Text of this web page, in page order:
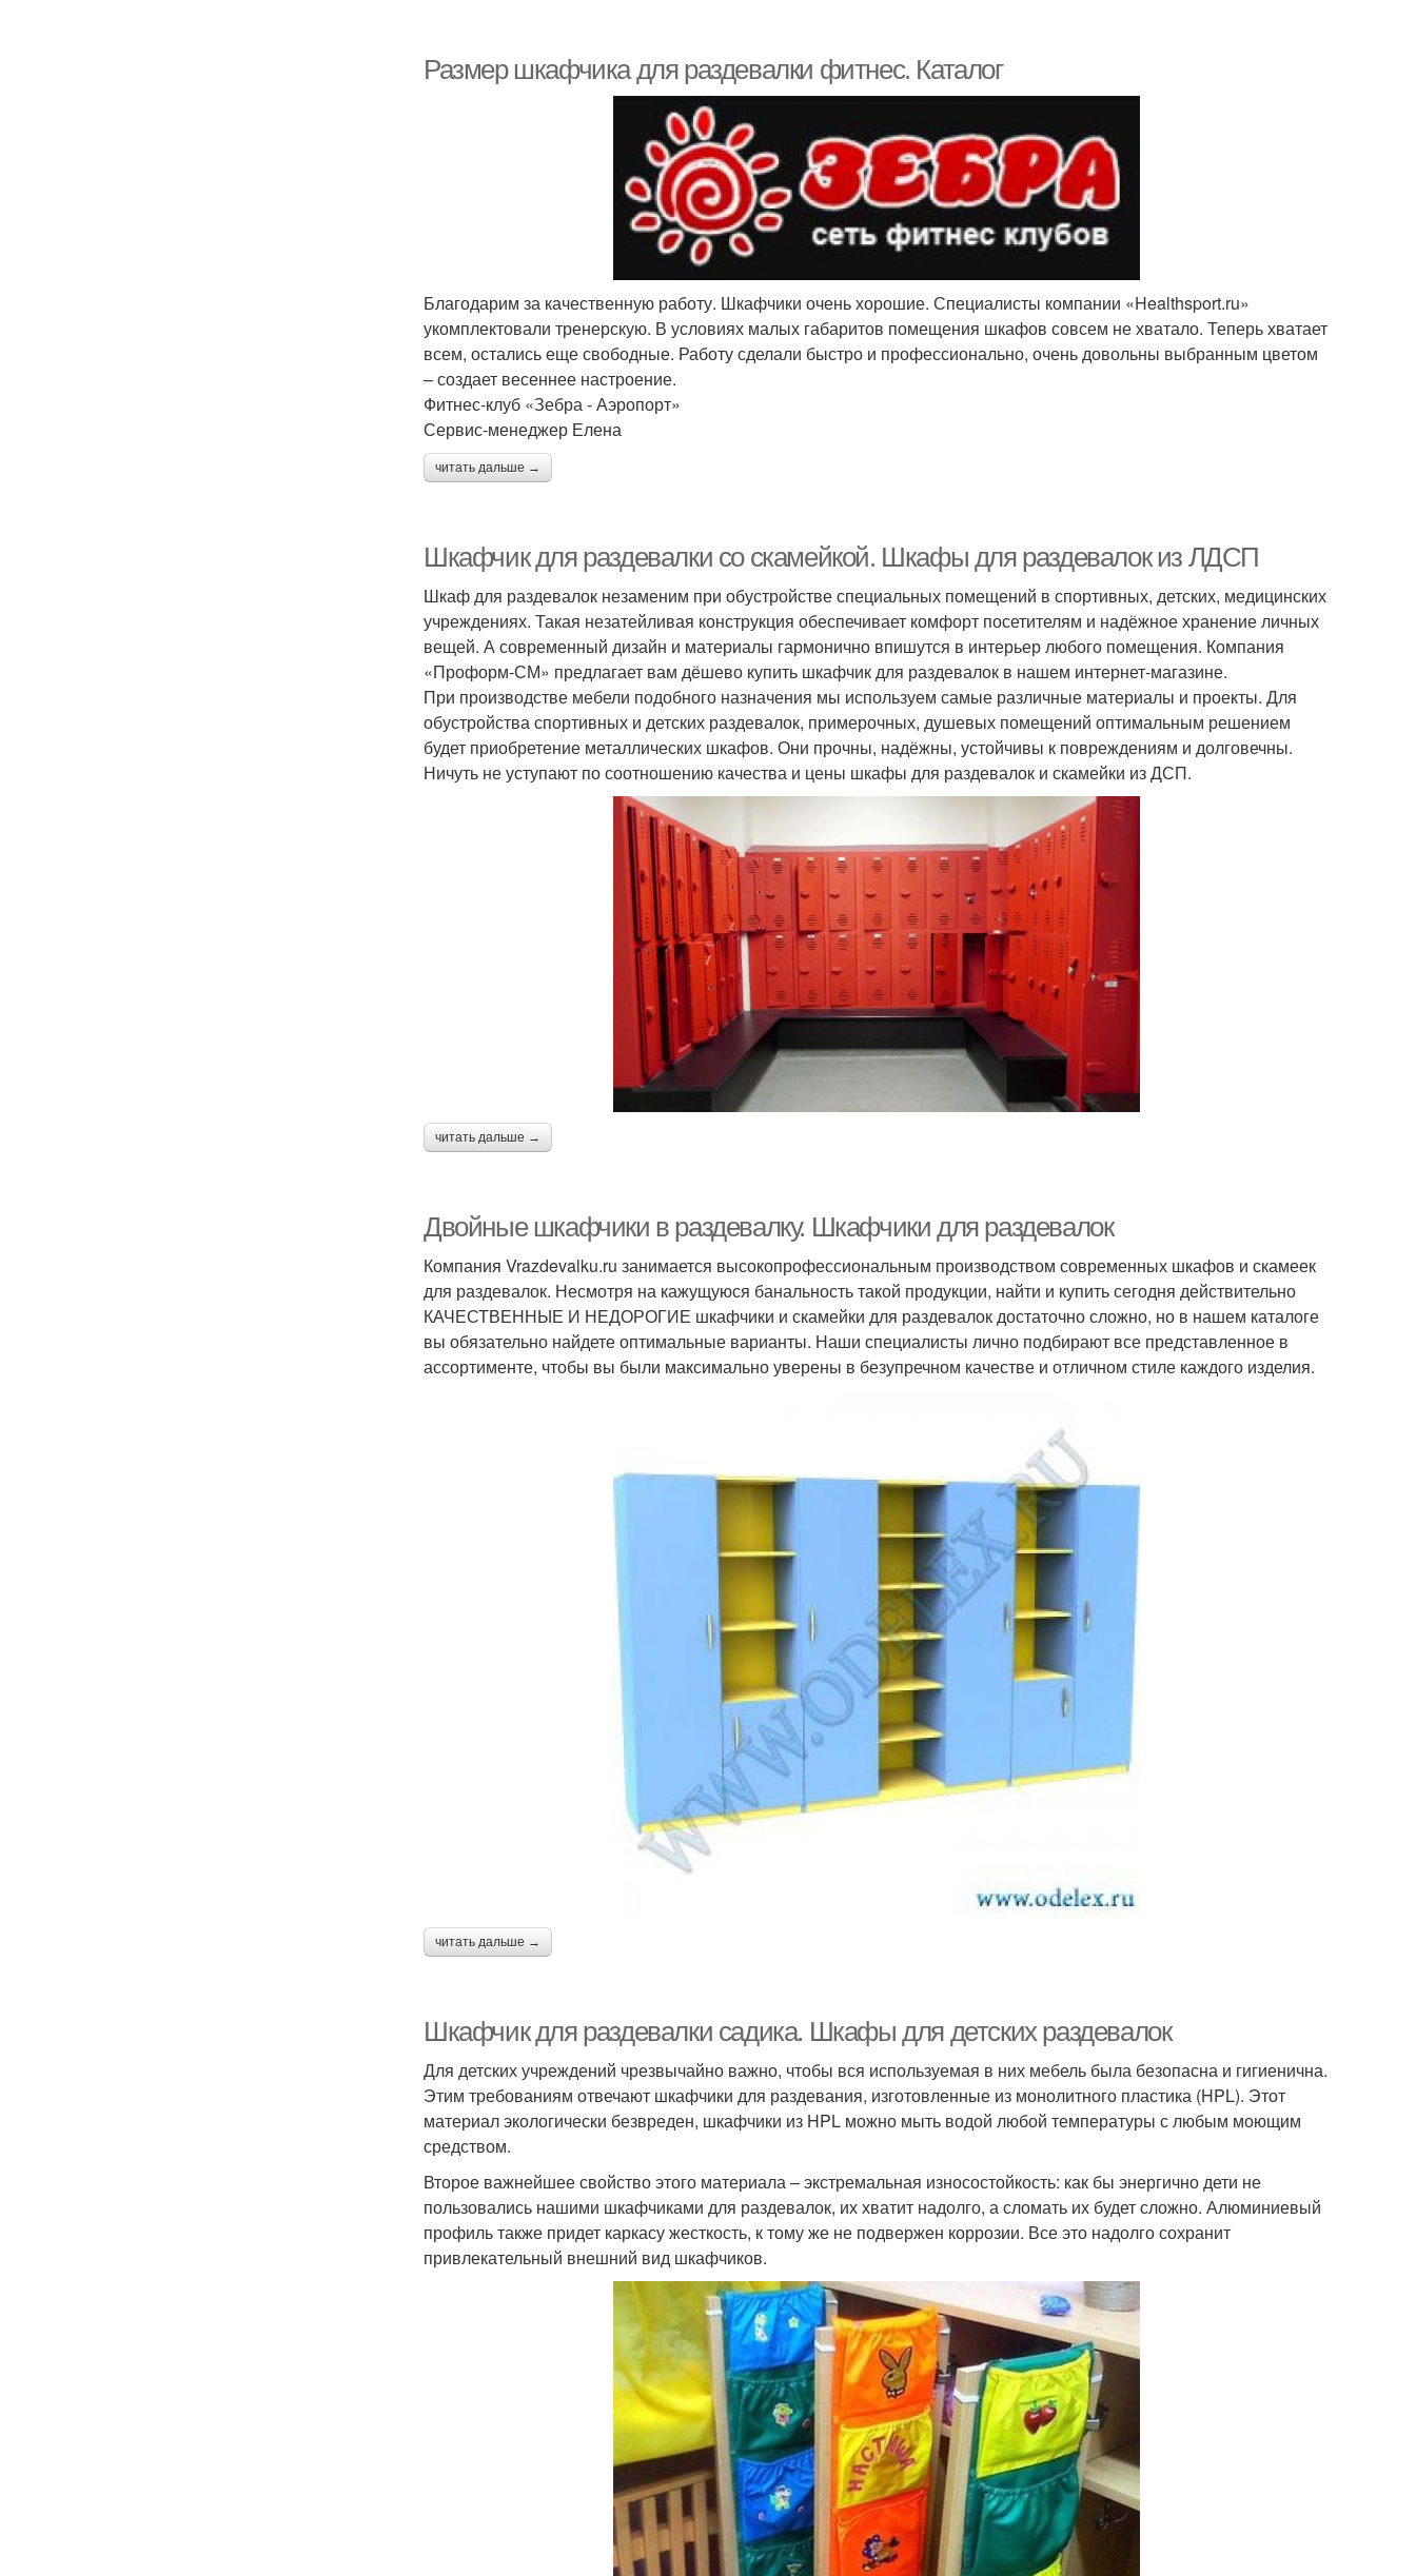
Размер шкафчика для раздевалки фитнес. Каталог
Благодарим за качественную работу. Шкафчики очень хорошие. Специалисты компании «Healthsport.ru»
укомплектовали тренерскую. В условиях малых габаритов помещения шкафов совсем не хватало. Теперь хватает
всем, остались еще свободные. Работу сделали быстро и профессионально, очень довольны выбранным цветом
– создает весеннее настроение.
Фитнес-клуб «Зебра - Аэропорт»
Сервис-менеджер Елена
читать дальше →
Шкафчик для раздевалки со скамейкой. Шкафы для раздевалок из ЛДСП
Шкаф для раздевалок незаменим при обустройстве специальных помещений в спортивных, детских, медицинских
учреждениях. Такая незатейливая конструкция обеспечивает комфорт посетителям и надёжное хранение личных
вещей. А современный дизайн и материалы гармонично впишутся в интерьер любого помещения. Компания
«Проформ-СМ» предлагает вам дёшево купить шкафчик для раздевалок в нашем интернет-магазине.
При производстве мебели подобного назначения мы используем самые различные материалы и проекты. Для
обустройства спортивных и детских раздевалок, примерочных, душевых помещений оптимальным решением
будет приобретение металлических шкафов. Они прочны, надёжны, устойчивы к повреждениям и долговечны.
Ничуть не уступают по соотношению качества и цены шкафы для раздевалок и скамейки из ДСП.
читать дальше →
Двойные шкафчики в раздевалку. Шкафчики для раздевалок
Компания Vrazdevalku.ru занимается высокопрофессиональным производством современных шкафов и скамеек
для раздевалок. Несмотря на кажущуюся банальность такой продукции, найти и купить сегодня действительно
КАЧЕСТВЕННЫЕ И НЕДОРОГИЕ шкафчики и скамейки для раздевалок достаточно сложно, но в нашем каталоге
вы обязательно найдете оптимальные варианты. Наши специалисты лично подбирают все представленное в
ассортименте, чтобы вы были максимально уверены в безупречном качестве и отличном стиле каждого изделия.
читать дальше →
Шкафчик для раздевалки садика. Шкафы для детских раздевалок
Для детских учреждений чрезвычайно важно, чтобы вся используемая в них мебель была безопасна и гигиенична.
Этим требованиям отвечают шкафчики для раздевания, изготовленные из монолитного пластика (HPL). Этот
материал экологически безвреден, шкафчики из HPL можно мыть водой любой температуры с любым моющим
средством.
Второе важнейшее свойство этого материала – экстремальная износостойкость: как бы энергично дети не
пользовались нашими шкафчиками для раздевалок, их хватит надолго, а сломать их будет сложно. Алюминиевый
профиль также придет каркасу жесткость, к тому же не подвержен коррозии. Все это надолго сохранит
привлекательный внешний вид шкафчиков.